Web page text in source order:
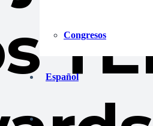
Congresos
Español